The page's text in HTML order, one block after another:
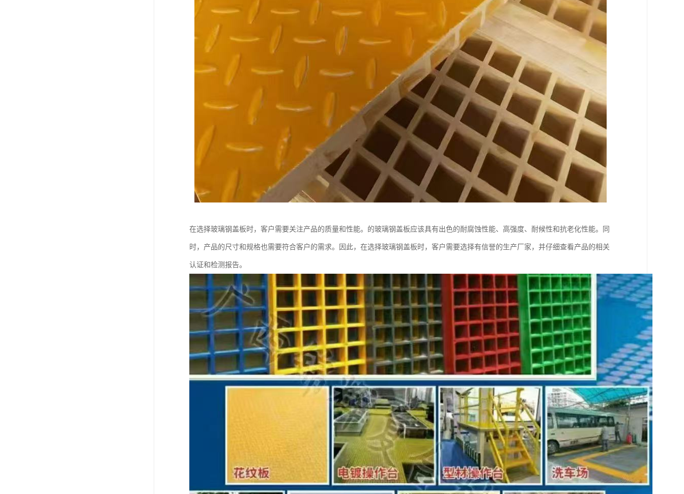
在选择玻璃钢盖板时，客户需要关注产品的质量和性能。的玻璃钢盖板应该具有出色的耐腐蚀性能、高强度、耐候性和抗老化性能。同
时，产品的尺寸和规格也需要符合客户的需求。因此，在选择玻璃钢盖板时，客户需要选择有信誉的生产厂家，并仔细查看产品的相关
认证和检测报告。